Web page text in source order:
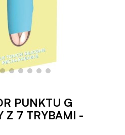
PUNKTU G
Z 7 TRYBAMI -